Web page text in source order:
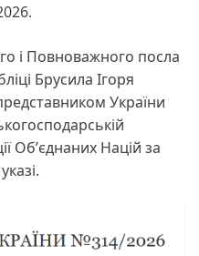
і Повноважного посла
Брусила Ігоря
України
Обʼєднаних Націй за